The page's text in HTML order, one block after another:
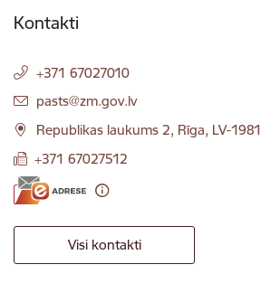
Kontakti
+371 67027010
E-pasts:
pasts@zm.gov.lv
Republikas laukums 2, Rīga, LV-1981
+371 67027512
Visi kontakti